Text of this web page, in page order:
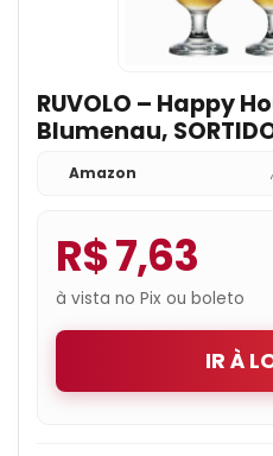
RUVOLO – Happy
Blumenau,
Amazon
R$ 7,63
à vista no Pix ou boleto
IR À